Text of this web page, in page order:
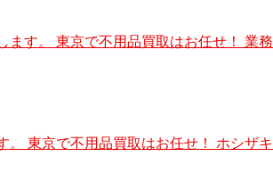
す。 東京で不用品買取はお任せ！ 業
。 東京で不用品買取はお任せ！ ホシ